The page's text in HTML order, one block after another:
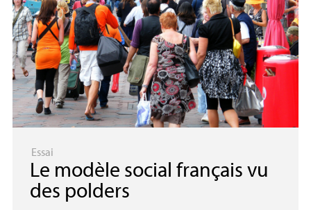
Essai
Le modèle social français vu
des polders